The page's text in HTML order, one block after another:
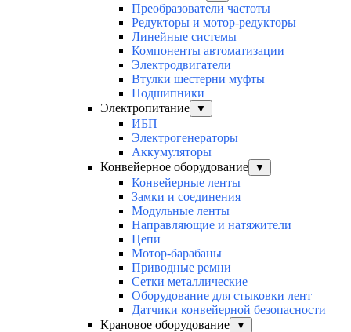
Преобразователи частоты
Редукторы и мотор-редукторы
Линейные системы
Компоненты автоматизации
Электродвигатели
Втулки шестерни муфты
Подшипники
Электропитание
▼
ИБП
Электрогенераторы
Аккумуляторы
Конвейерное оборудование
▼
Конвейерные ленты
Замки и соединения
Модульные ленты
Направляющие и натяжители
Цепи
Мотор-барабаны
Приводные ремни
Сетки металлические
Оборудование для стыковки лент
Датчики конвейерной безопасности
Крановое оборудование
▼